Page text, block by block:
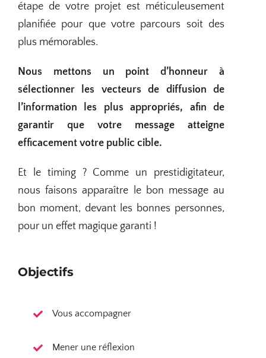
étape de votre projet est méticuleusement
planifiée pour que votre parcours soit des
plus mémorables.
Nous mettons un point d’honneur à
sélectionner les vecteurs de diffusion de
l’information les plus appropriés, afin de
garantir que votre message atteigne
efficacement votre public cible.
Et le timing ? Comme un prestidigitateur,
nous faisons apparaître le bon message au
bon moment, devant les bonnes personnes,
pour un effet magique garanti !
Objectifs
Vous accompagner
Mener une réflexion